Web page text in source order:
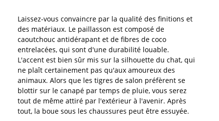
Laissez-vous convaincre par la qualité des finitions et
des matériaux. Le paillasson est composé de
caoutchouc antidérapant et de fibres de coco
entrelacées, qui sont d'une durabilité louable.
L'accent est bien sûr mis sur la silhouette du chat, qui
ne plaît certainement pas qu'aux amoureux des
animaux. Alors que les tigres de salon préfèrent se
blottir sur le canapé par temps de pluie, vous serez
tout de même attiré par l'extérieur à l'avenir. Après
tout, la boue sous les chaussures peut être essuyée.